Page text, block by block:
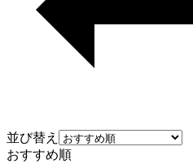
並び替え
おすすめ順